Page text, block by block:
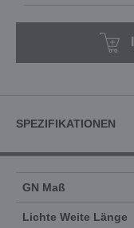
SPEZIFIKATIONEN
GN Maß
Lichte Weite Länge